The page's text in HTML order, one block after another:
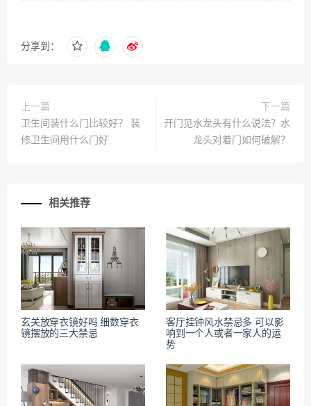
分享到：
上一篇
卫生间装什么门比较好？ 装
修卫生间用什么门好
下一篇
开门见水龙头有什么说法？水
龙头对着门如何破解？
相关推荐
玄关放穿衣镜好吗 细数穿衣
镜摆放的三大禁忌
客厅挂钟风水禁忌多 可以影
响到一个人或者一家人的运
势